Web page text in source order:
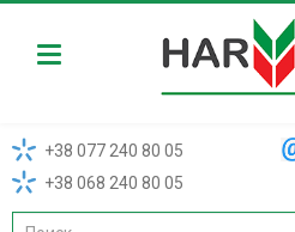
Harvest
+38 077 240 80 05
+38 068 240 80 05